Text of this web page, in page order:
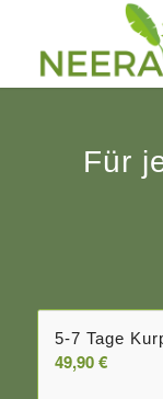
Für
5-7 Tage
49,90€